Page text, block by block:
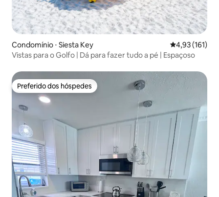
Condomínio ⋅ Siesta Key 4,93 de uma
4,93 (161)
Vistas para o Golfo | Dá para fazer tudo a pé | Espaçoso
Preferido dos hóspedes
Preferido dos hóspedes